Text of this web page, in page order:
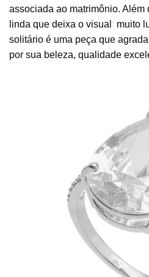
associada ao matrimônio. Além
linda que deixa o visual muito
solitário é uma peça que
por sua beleza, qualidade